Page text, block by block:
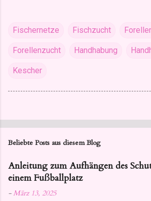
Fischernetze Fischzucht
Forellenzucht Handhabung
Kescher
Beliebte Posts aus diesem Blog
Anleitung zum Aufhängen des
einem Fußballplatz
-März 13, 2025